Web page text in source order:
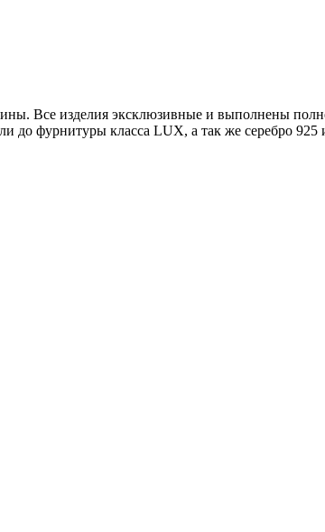
Все изделия эксклюзивные и выполнены
до фурнитуры класса LUX, а так же серебро